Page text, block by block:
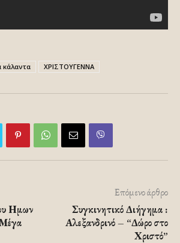
κάλαντα ΧΡΙΣΤΟΥΓΕΝΝΑ
Ημων
Επόμενο άρθρο
Συγκινητικό Διήγημα :
Αλεξανδρινό – “Δώρο στο
Χριστό”